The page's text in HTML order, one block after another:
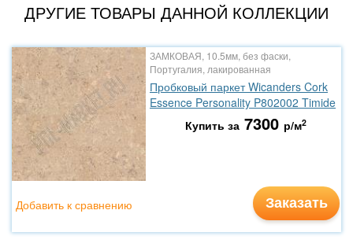
ДРУГИЕ ТОВАРЫ ДАННОЙ КОЛЛЕКЦИИ
ЗАМКОВАЯ, 10.5мм, без фаски,
Португалия, лакированная
Пробковый паркет Wicanders Cork
Essence Personality P802002 Timide
Купить за 7300 р/м2
Заказать
Добавить к сравнению